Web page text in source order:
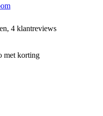
4 klantreviews
met korting